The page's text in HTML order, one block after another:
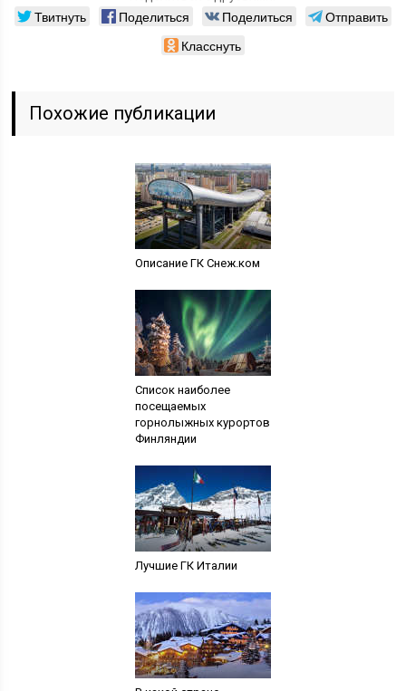
Твитнуть Поделиться Поделиться
Отправить
Класснуть
Похожие публикации
Описание ГК Снеж.ком
Список наиболее
посещаемых
горнолыжных курортов
Финляндии
Лучшие ГК Италии